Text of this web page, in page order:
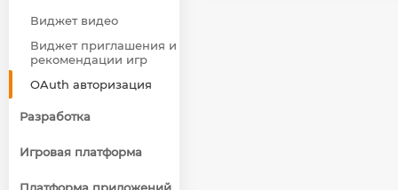
Виджет видео
Виджет приглашения и
рекомендации игр
OAuth авторизация
Разработка
Игровая платформа